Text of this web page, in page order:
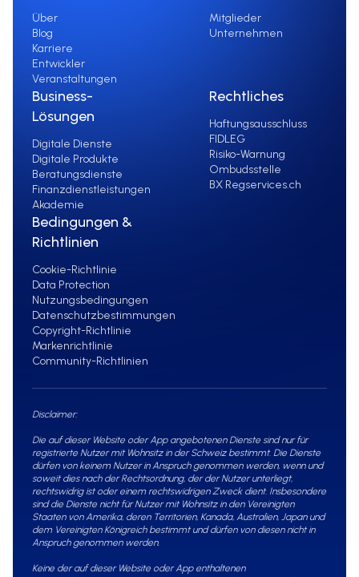
Über
Blog
Karriere
Entwickler
Veranstaltungen
Mitglieder
Unternehmen
Business-
Lösungen
Digitale Dienste
Digitale Produkte
Beratungsdienste
Finanzdienstleistungen
Akademie
Rechtliches
Haftungsausschluss
FIDLEG
Risiko-Warnung
Ombudsstelle
BX Regservices.ch
Bedingungen &
Richtlinien
Cookie-Richtlinie
Data Protection
Nutzungsbedingungen
Datenschutzbestimmungen
Copyright-Richtlinie
Markenrichtlinie
Community-Richtlinien
Disclaimer:
Die auf dieser Website oder App angebotenen Dienste sind nur für
registrierte Nutzer mit Wohnsitz in der Schweiz bestimmt. Die Dienste
dürfen von keinem Nutzer in Anspruch genommen werden, wenn und
soweit dies nach der Rechtsordnung, der der Nutzer unterliegt,
rechtswidrig ist oder einem rechtswidrigen Zweck dient. Insbesondere
sind die Dienste nicht für Nutzer mit Wohnsitz in den Vereinigten
Staaten von Amerika, deren Territorien, Kanada, Australien, Japan und
dem Vereinigten Königreich bestimmt und dürfen von diesen nicht in
Anspruch genommen werden.
Keine der auf dieser Website oder App enthaltenen